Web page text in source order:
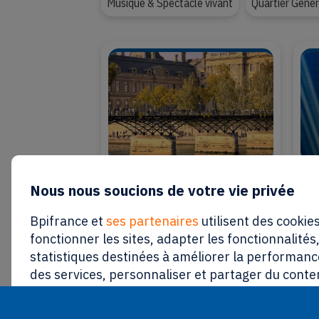
4 passerelles créatives à
P
← Candidatez à la quatrième promotion
Nous nous soucions de votre vie privée
Bpifrance et ses partenaires utilisent des
fonctionner les sites, adapter les
statistiques destinées à améliorer la
des services, personnaliser et partager du